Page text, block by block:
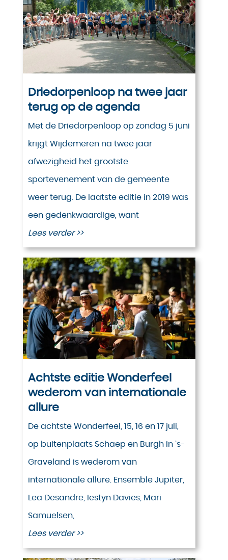
Driedorpenloop na twee jaar
terug op de agenda
Met de Driedorpenloop op zondag 5 juni
krijgt Wijdemeren na twee jaar
afwezigheid het grootste
sportevenement van de gemeente
weer terug. De laatste editie in 2019 was
een gedenkwaardige, want
Lees verder >>
Achtste editie Wonderfeel
wederom van internationale
allure
De achtste Wonderfeel, 15, 16 en 17 juli,
op buitenplaats Schaep en Burgh in ’s-
Graveland is wederom van
internationale allure. Ensemble Jupiter,
Lea Desandre, Iestyn Davies, Mari
Samuelsen,
Lees verder >>